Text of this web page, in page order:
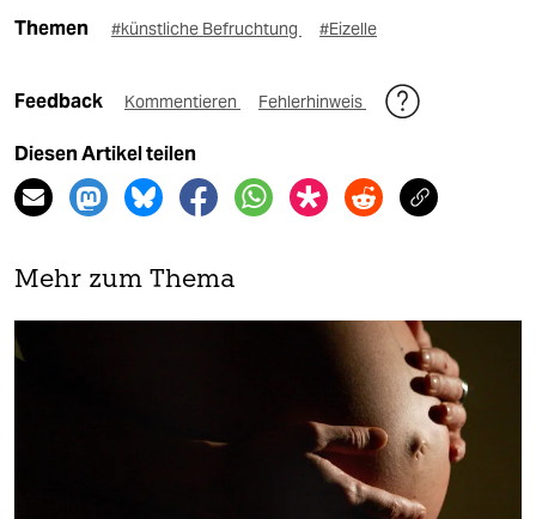
Themen #künstliche Befruchtung #Eizelle
Feedback Kommentieren Fehlerhinweis
Diesen Artikel teilen
Mehr zum Thema